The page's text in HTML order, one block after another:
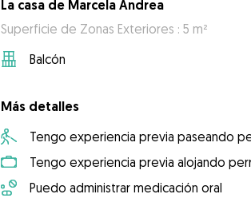
La casa de Marcela Andrea
Superficie de Zonas Exteriores : 5 m²
Balcón
Más detalles
Tengo experiencia previa paseando
Tengo experiencia previa alojando
Puedo administrar medicación oral